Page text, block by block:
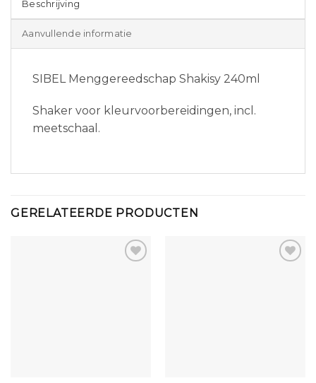
Beschrijving
Aanvullende informatie
SIBEL Menggereedschap Shakisy 240ml
Shaker voor kleurvoorbereidingen, incl.
meetschaal.
GERELATEERDE PRODUCTEN